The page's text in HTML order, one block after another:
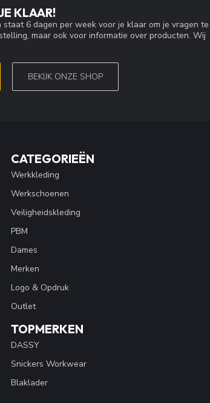
KLAAR!
staat 6 dagen per week voor je klaar om je vragen te
maar ook voor informatie over producten. Wij
BEKIJK ONZE SHOP
CATEGORIEËN
Werkkleding
Werkschoenen
Veiligheidskleding
PBM
Dames
Merken
Logo & Opdruk
Outlet
TOPMERKEN
DASSY
Snickers Workwear
Blaklader